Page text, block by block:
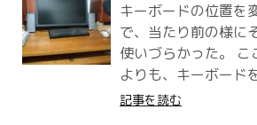
キーボードの位置を
で、当たり前の様に
使いづらかった。
よりも、キーボード
記事を読む